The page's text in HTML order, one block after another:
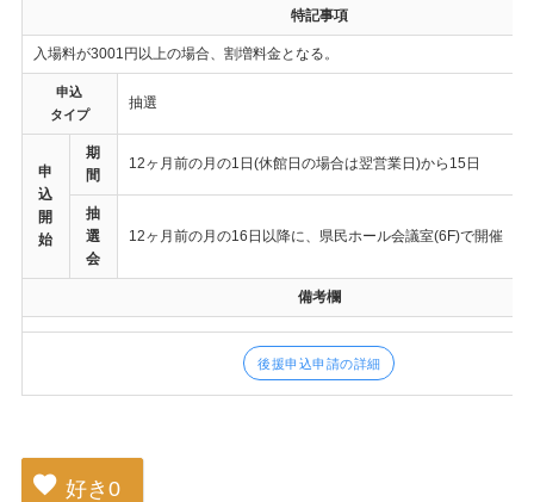
特記事項
入場料が3001円以上の場合、割増料金となる。
申込
タイプ
抽選
申
込
開
始
期
間
12ヶ月前の月の1日(休館日の場合は翌営業日)から15日
抽
選
会
12ヶ月前の月の16日以降に、県民ホール会議室(6F)で開催
備考欄
後援申込申請の詳細
好き 0